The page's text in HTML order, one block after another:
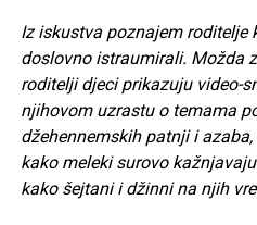
Iz iskustva poznajem roditelje
doslovno istraumirali. Možda
roditelji djeci prikazuju video-
njihovom uzrastu o temama
džehennemskih patnji i
kako meleki surovo
kako šejtani i džinni na njih